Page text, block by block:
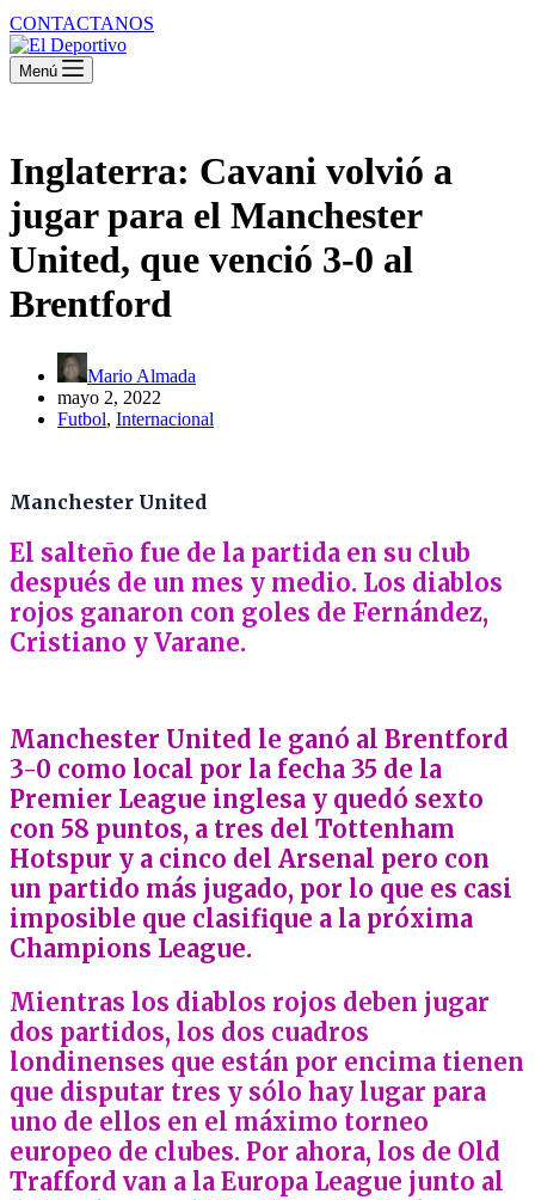
CONTACTANOS
Menú
Inglaterra: Cavani volvió a
jugar para el Manchester
United, que venció 3-0 al
Brentford
Mario Almada
mayo 2, 2022
Futbol, Internacional
Manchester United
El salteño fue de la partida en su club
después de un mes y medio. Los diablos
rojos ganaron con goles de Fernández,
Cristiano y Varane.
Manchester United le ganó al Brentford
3-0 como local por la fecha 35 de la
Premier League inglesa y quedó sexto
con 58 puntos, a tres del Tottenham
Hotspur y a cinco del Arsenal pero con
un partido más jugado, por lo que es casi
imposible que clasifique a la próxima
Champions League.
Mientras los diablos rojos deben jugar
dos partidos, los dos cuadros
londinenses que están por encima tienen
que disputar tres y sólo hay lugar para
uno de ellos en el máximo torneo
europeo de clubes. Por ahora, los de Old
Trafford van a la Europa League junto al